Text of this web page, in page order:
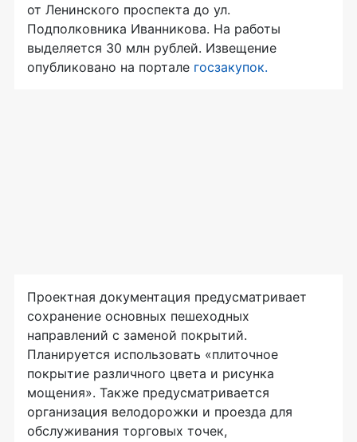
от Ленинского проспекта до ул.
Подполковника Иванникова. На работы
выделяется 30 млн рублей. Извещение
опубликовано на портале госзакупок.
Проектная документация предусматривает
сохранение основных пешеходных
направлений с заменой покрытий.
Планируется использовать «плиточное
покрытие различного цвета и рисунка
мощения». Также предусматривается
организация велодорожки и проезда для
обслуживания торговых точек,